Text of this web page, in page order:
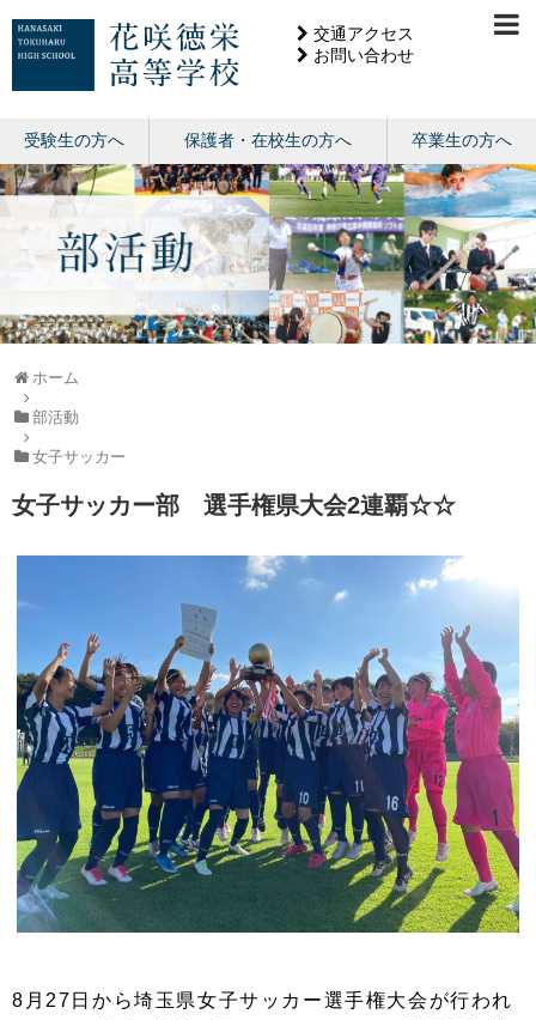
交通アクセス
お問い合わせ
受験生の方へ 保護者・在校生の方へ 卒業生の方へ
ホーム
部活動
女子サッカー
女子サッカー部 選手権県大会2連覇☆☆
8月27日から埼玉県女子サッカー選手権大会が行われ